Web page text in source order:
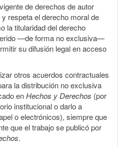
de derechos de autor
respeta el derecho moral de
la titularidad del derecho
—de forma no exclusiva—
su difusión legal en acceso
otros acuerdos contractuales
la distribución no exclusiva
enHechos y Derechos (por
institucional o darlo a
o electrónicos), siempre que
que el trabajo se publicó por
.